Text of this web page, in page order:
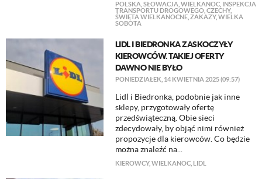
POLSKA SŁOWACJA WIELKANOC, INSPEKCJA
TRANSPORTU DROGOWEGO, CZECHY,
ŚWIĘTA WIELKANOCNE, ZAKAZY, WIELKA
SOBOTA
LIDL I BIEDRONKA ZASKOCZYŁY
KIEROWCÓW. TAKIEJ OFERTY
DAWNO NIE BYŁO
PONIEDZIAŁEK, 14 KWIETNIA 2025 (09:57)
Lidl i Biedronka, podobnie jak inne
sklepy, przygotowały ofertę
przedświąteczną. Obie sieci
zdecydowały, by objąć nimi również
propozycje dla kierowców. Co będzie
można znaleźć na...
KIEROWCY, WIELKANOC, LIDL